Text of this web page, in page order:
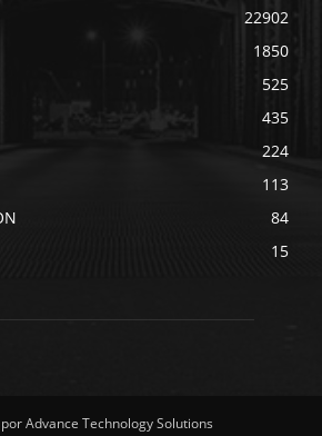
22902
1850
525
435
224
113
84
15
Advance Technology Solutions